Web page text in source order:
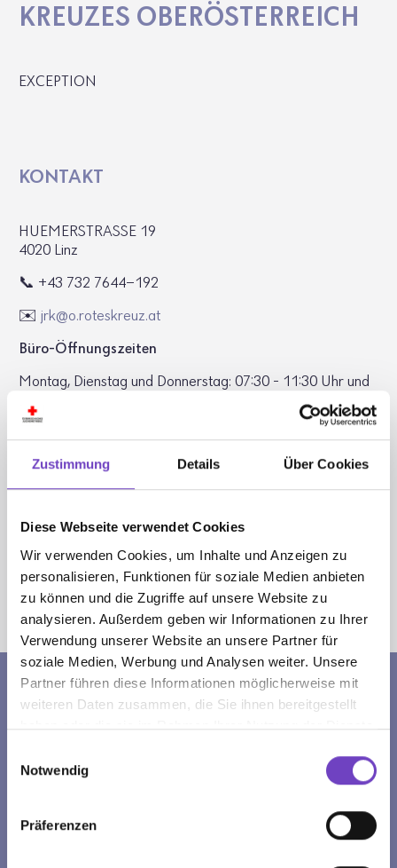
Zustimmung Details Über Cookies
Diese Webseite verwendet Cookies
Wir verwenden Cookies, um Inhalte und Anzeigen zu
personalisieren, Funktionen für soziale Medien anbieten
zu können und die Zugriffe auf unsere Website zu
analysieren. Außerdem geben wir Informationen zu Ihrer
Verwendung unserer Website an unsere Partner für
soziale Medien, Werbung und Analysen weiter. Unsere
Partner führen diese Informationen möglicherweise mit
weiteren Daten zusammen, die Sie ihnen bereitgestellt
haben oder die sie im Rahmen Ihrer Nutzung der Dienste
Notwendig
Präferenzen
KREUZES OBER­ÖS­TER­REICH
EXCEPTION
KONTAKT
HUEMER­STRASSE 19
4020 Linz
📞 +43 732 7644-192
✉️ jrk@​o.​roteskreuz.​at
Büro-Öffnungs­zeiten
Montag, Dienstag und Donnerstag: 07:30 - 11:30 Uhr und
Mitt­woch: 07:30 - 11:30 Uhr und 12:30 - 14:00 Uhr
Freitag: 07:30 - 12:00 Uhr
Einge­schränkte Öffnungs­zeiten an schul­freien Tagen
und in den Ferien:
Montag - Donnerstag: 09:00 - 14:00 Uhr
Sie sind hier:
Jugendrotkreuz
Oberösterreich Termine
BANKVERBINDUNG
IBAN: AT13 2032 0012 0075 0148